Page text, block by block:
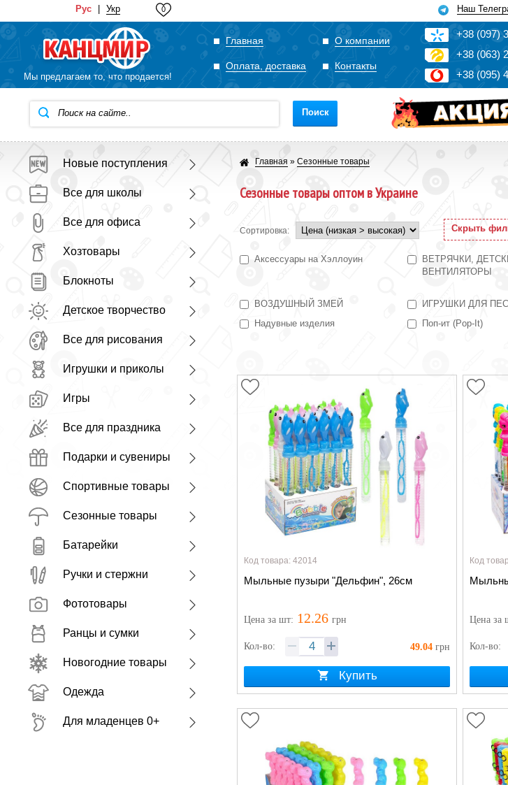
Рус Укр 0 Наш
Мы предлагаем то, что продается!
Главная О компании
Оплата, доставка Контакты
+38 (097)3
+38 (063) 2
+38 (095) 4
Поиск
Новые поступления
Все для школы
Все для офиса
Хозтовары
Блокноты
Детское творчество
Все для рисования
Игрушки и приколы
Игры
Все для праздника
Подарки и сувениры
Спортивные товары
Сезонные товары
Батарейки
Ручки и стержни
Фототовары
Ранцы и сумки
Новогодние товары
Одежда
Для младенцев 0+
Главная » Сезонные товары
Сезонные товары оптом в Украине
Сортировка: Скрыть
Аксессуары на Хэллоуин
ВЕТРЯЧКИ,
ВЕНТИЛЯТОРЫ
ВОЗДУШНЫЙ ЗМЕЙ
ИГРУШКИ ДЛЯ
Надувные изделия
Поп-ит (Pop-It)
Код товара: 42014
Мыльные пузыри "Дельфин", 26см
Цена за шт: 12.26 грн
Кол-во: 49.04 грн
Купить
Код
Ценаза
Кол-во: